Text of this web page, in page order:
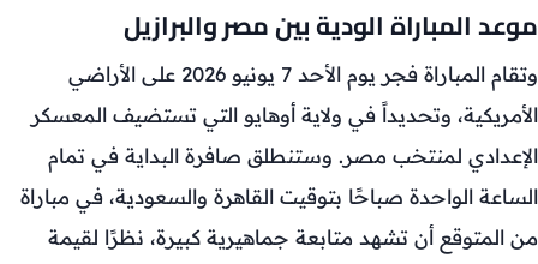
موعد المباراة الودية بين مصر والبرازيل
وتقام المباراة فجر يوم الأحد 7 يونيو 2026 على الأراضي
الأمريكية، وتحديداً في ولاية أوهايو التي تستضيف المعسكر
الإعدادي لمنتخب مصر. وستنطلق صافرة البداية في تمام
الساعة الواحدة صباحًا بتوقيت القاهرة والسعودية، في مباراة
من المتوقع أن تشهد متابعة جماهيرية كبيرة، نظرًا لقيمة